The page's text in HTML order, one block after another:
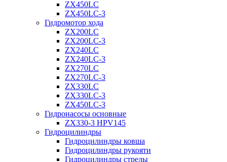
ZX450LC
ZX450LC-3
Гидромотор хода
ZX200LC
ZX200LC-3
ZX240LC
ZX240LC-3
ZX270LC
ZX270LC-3
ZX330LC
ZX330LC-3
ZX450LC-3
Гидронасосы основные
ZX330-3 HPV145
Гидроцилиндры
Гидроцилиндры ковша
Гидроцилиндры рукояти
Гидроцилиндры стрелы